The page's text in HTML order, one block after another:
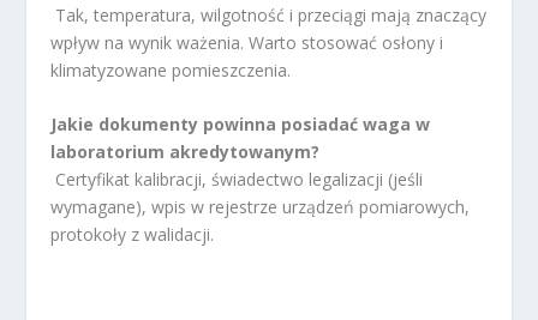
Tak, temperatura, wilgotność i przeciągi mają znaczący
wpływ na wynik ważenia. Warto stosować osłony i
klimatyzowane pomieszczenia.
Jakie dokumenty powinna posiadać waga w
laboratorium akredytowanym?
Certyfikat kalibracji, świadectwo legalizacji (jeśli
wymagane), wpis w rejestrze urządzeń pomiarowych,
protokoły z walidacji.